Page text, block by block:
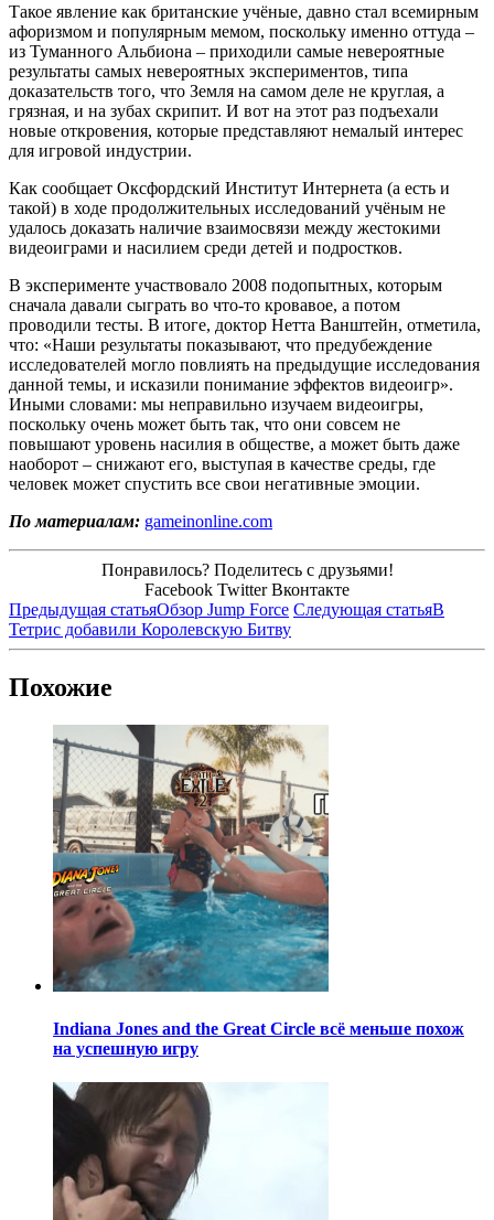
Такое явление как британские учёные, давно стал всемирным
афоризмом и популярным мемом, поскольку именно оттуда –
из Туманного Альбиона – приходили самые невероятные
результаты самых невероятных экспериментов, типа
доказательств того, что Земля на самом деле не круглая, а
грязная, и на зубах скрипит. И вот на этот раз подъехали
новые откровения, которые представляют немалый интерес
для игровой индустрии.
Как сообщает Оксфордский Институт Интернета (а есть и
такой) в ходе продолжительных исследований учёным не
удалось доказать наличие взаимосвязи между жестокими
видеоиграми и насилием среди детей и подростков.
В эксперименте участвовало 2008 подопытных, которым
сначала давали сыграть во что-то кровавое, а потом
проводили тесты. В итоге, доктор Нетта Ванштейн, отметила,
что: «Наши результаты показывают, что предубеждение
исследователей могло повлиять на предыдущие исследования
данной темы, и исказили понимание эффектов видеоигр».
Иными словами: мы неправильно изучаем видеоигры,
поскольку очень может быть так, что они совсем не
повышают уровень насилия в обществе, а может быть даже
наоборот – снижают его, выступая в качестве среды, где
человек может спустить все свои негативные эмоции.
По материалам: gameinonline.com
Понравилось? Поделитесь с друзьями!
Facebook Twitter Вконтакте
Предыдущая статьяОбзор Jump Force Следующая статьяВ
Тетрис добавили Королевскую Битву
Похожие
Indiana Jones and the Great Circle всё меньше похож
на успешную игру